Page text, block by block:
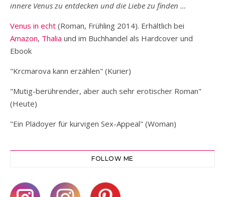
innere Venus zu entdecken und die Liebe zu finden …
Venus in echt (Roman, Frühling 2014). Erhältlich bei
Amazon, Thalia und im Buchhandel als Hardcover und
Ebook
"Krcmarova kann erzählen" (Kurier)
"Mutig-berührender, aber auch sehr erotischer Roman"
(Heute)
"Ein Plädoyer für kurvigen Sex-Appeal" (Woman)
FOLLOW ME